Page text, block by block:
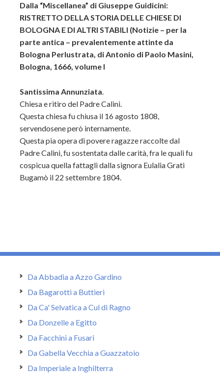
Dalla “Miscellanea” di Giuseppe Guidicini:
RISTRETTO DELLA STORIA DELLE CHIESE DI
BOLOGNA E DI ALTRI STABILI (Notizie – per la
parte antica – prevalentemente attinte da
Bologna Perlustrata, di Antonio di Paolo Masini,
Bologna, 1666, volume I
Santissima Annunziata.
Chiesa e ritiro del Padre Calini.
Questa chiesa fu chiusa il 16 agosto 1808,
servendosene però internamente.
Questa pia opera di povere ragazze raccolte dal
Padre Calini, fu sostentata dalle carità, fra le quali fu
cospicua quella fattagli dalla signora Eulalia Grati
Bugamò il 22 settembre 1804.
Da Abbadia a Azzo Gardino
Da Bagarotti a Buttieri
Da Ca' Selvatica a Cul di Ragno
Da Donzelle a Egitto
Da Facchini a Fusari
Da Gabella Vecchia a Guazzatoio
Da Imperiale a Inghilterra